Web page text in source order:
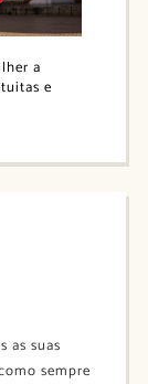
a
e
as suas
sempre